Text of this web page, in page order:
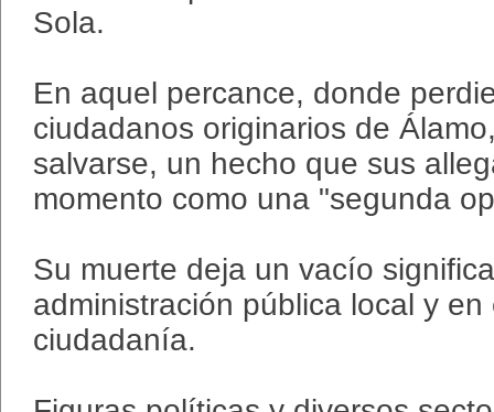
Sola.
En aquel percance, donde
ciudadanos originarios de
salvarse, un hecho que sus
momento como una "segunda
Su muerte deja un vacío
administración pública local y
ciudadanía.